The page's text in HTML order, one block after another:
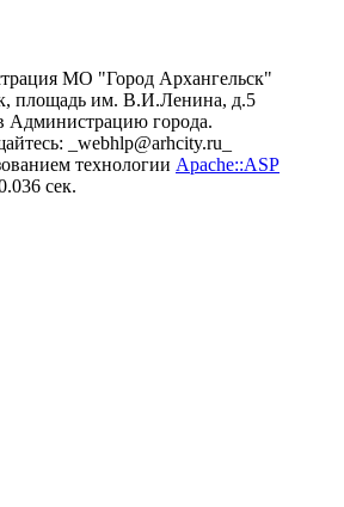
МО "Город Архангельск"
площадь им. В.И.Ленина, д.5
Администрацию города.
_webhlp@arhcity.ru_
технологии Apache::ASP
сек.